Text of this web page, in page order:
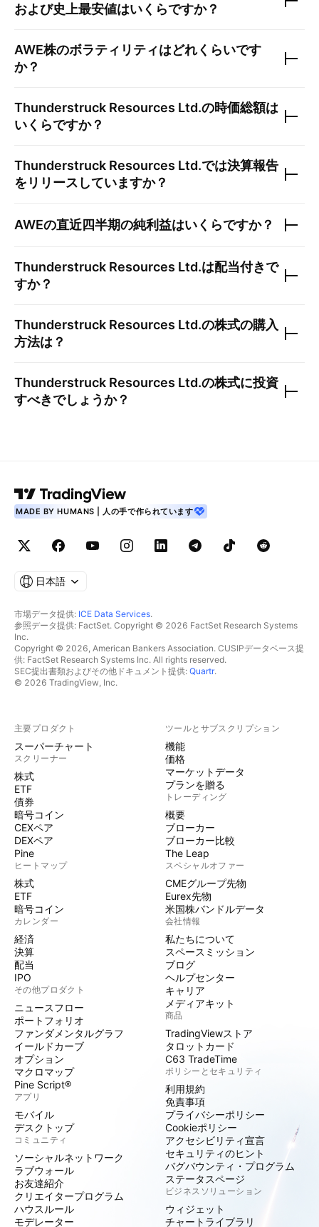
および史上最安値はいくらですか？
AWE株のボラティリティはどれくらいです
か？
Thunderstruck Resources Ltd.の時価総額は
いくらですか？
Thunderstruck Resources Ltd.では決算報告
をリリースしていますか？
AWEの直近四半期の純利益はいくらですか？
Thunderstruck Resources Ltd.は配当付きで
すか？
Thunderstruck Resources Ltd.の株式の購入
方法は？
Thunderstruck Resources Ltd.の株式に投資
すべきでしょうか？
MADE BY HUMANS | 人の手で作られています
日本語
市場データ提供: ICE Data Services.
参照データ提供: FactSet. Copyright © 2026 FactSet Research Systems
Inc.
Copyright © 2026, American Bankers Association. CUSIPデータベース提
供: FactSet Research Systems Inc. All rights reserved.
SEC提出書類およびその他ドキュメント提供: Quartr.
© 2026 TradingView, Inc.
主要プロダクト
スーパーチャート
スクリーナー
株式
ETF
債券
暗号コイン
CEXペア
DEXペア
Pine
ヒートマップ
株式
ETF
暗号コイン
カレンダー
経済
決算
配当
IPO
その他プロダクト
ニュースフロー
ポートフォリオ
ファンダメンタルグラフ
イールドカーブ
オプション
マクロマップ
Pine Script®
アプリ
モバイル
デスクトップ
コミュニティ
ソーシャルネットワーク
ラブウォール
お友達紹介
クリエイタープログラム
ハウスルール
モデレーター
ツールとサブスクリプション
機能
価格
マーケットデータ
プランを贈る
トレーディング
概要
ブローカー
ブローカー比較
The Leap
スペシャルオファー
CMEグループ先物
Eurex先物
米国株バンドルデータ
会社情報
私たちについて
スペースミッション
ブログ
ヘルプセンター
キャリア
メディアキット
商品
TradingViewストア
タロットカード
C63 TradeTime
ポリシーとセキュリティ
利用規約
免責事項
プライバシーポリシー
Cookieポリシー
アクセシビリティ宣言
セキュリティのヒント
バグバウンティ・プログラム
ステータスページ
ビジネスソリューション
ウィジェット
チャートライブラリ